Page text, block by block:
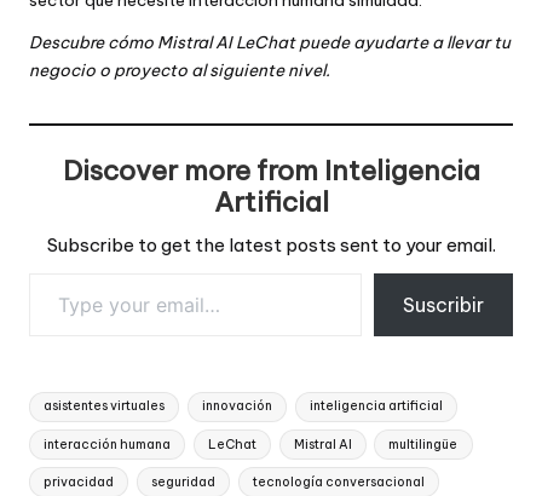
Descubre cómo Mistral AI LeChat puede ayudarte a llevar tu
negocio o proyecto al siguiente nivel.
Discover more from Inteligencia
Artificial
Subscribe to get the latest posts sent to your email.
Suscribir
Tags:
asistentes virtuales innovación inteligencia artificial
interacción humana LeChat Mistral AI multilingüe
privacidad seguridad tecnología conversacional